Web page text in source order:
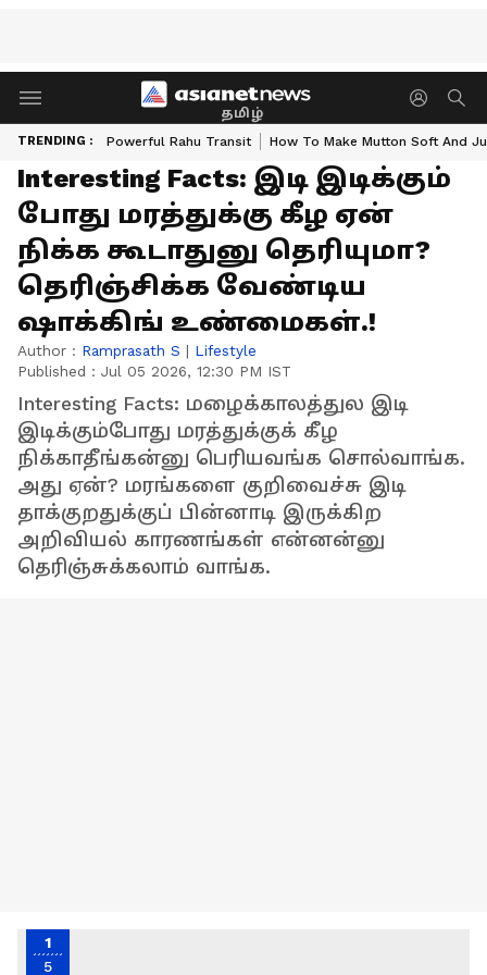
தமிழ்
TRENDING : Powerful Rahu Transit How To Make Mutton Soft And
Interesting Facts: இடி இடிக்கும்
போது மரத்துக்கு கீழ ஏன்
நிக்க கூடாதுனு தெரியுமா?
தெரிஞ்சிக்க வேண்டிய
ஷாக்கிங் உண்மைகள்.!
Author : Ramprasath S | Lifestyle
Published : Jul 05 2026, 12:30 PM IST
Interesting Facts: மழைக்காலத்துல இடி
இடிக்கும்போது மரத்துக்குக் கீழ
நிக்காதீங்கன்னு பெரியவங்க சொல்வாங்க.
அது ஏன்? மரங்களை குறிவைச்சு இடி
தாக்குறதுக்குப் பின்னாடி இருக்கிற
அறிவியல் காரணங்கள் என்னன்னு
தெரிஞ்சுக்கலாம் வாங்க.
1
5